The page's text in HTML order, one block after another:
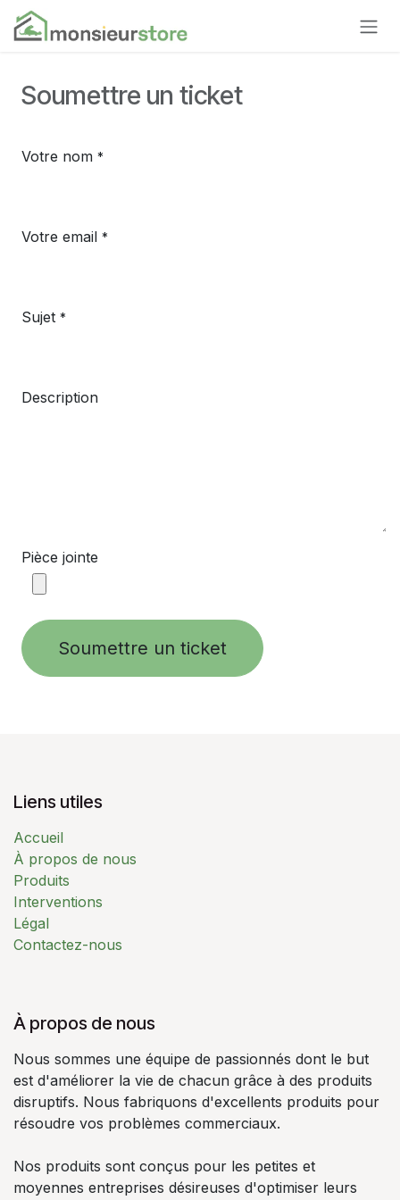
Se rendre au contenu
Soumettre un ticket
Votre nom *
Votre email *
Sujet *
Description
Pièce jointe
Soumettre un ticket
Liens utiles
Accueil
À propos de nous
Produits
Interventions
Légal
Contactez-nous
À propos de nous
Nous sommes une équipe de passionnés dont le but
est d'améliorer la vie de chacun grâce à des produits
disruptifs. Nous fabriquons d'excellents produits pour
résoudre vos problèmes commerciaux.
Nos produits sont conçus pour les petites et
moyennes entreprises désireuses d'optimiser leurs